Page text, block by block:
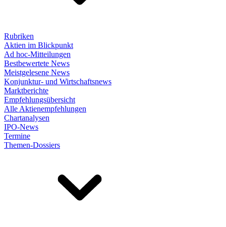
Rubriken
Aktien im Blickpunkt
Ad hoc-Mitteilungen
Bestbewertete News
Meistgelesene News
Konjunktur- und Wirtschaftsnews
Marktberichte
Empfehlungsübersicht
Alle Aktienempfehlungen
Chartanalysen
IPO-News
Termine
Themen-Dossiers